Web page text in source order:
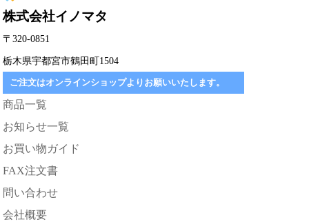
株式会社イノマタ
〒320-0851
栃木県宇都宮市鶴田町1504
ご注文はオンラインショップよりお願いいたします。
商品一覧
お知らせ一覧
お買い物ガイド
FAX注文書
問い合わせ
会社概要